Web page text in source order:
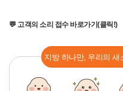
💬 고객의 소리 접수 바로가기(클릭!)
지방 하나만, 우리의 새